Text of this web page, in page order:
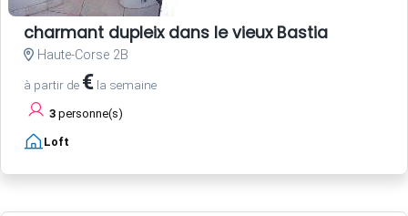
charmant dupleix dans le vieux Bastia
Haute-Corse 2B
à partir de € la semaine
3 personne(s)
Loft